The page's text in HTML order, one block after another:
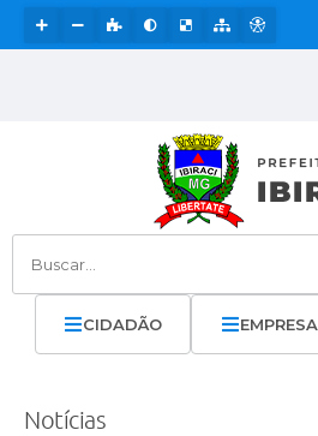
Buscar...
CIDADÃO EMPRESA
Notícias